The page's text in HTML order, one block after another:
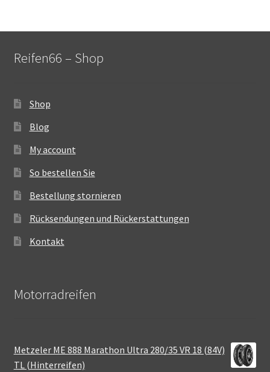
Reifen66 – Shop
Shop
Blog
My account
So bestellen Sie
Bestellung stornieren
Rücksendungen und Rückerstattungen
Kontakt
Motorradreifen
Metzeler ME 888 Marathon Ultra 280/35 VR 18 (84V)
TL (Hinterreifen)